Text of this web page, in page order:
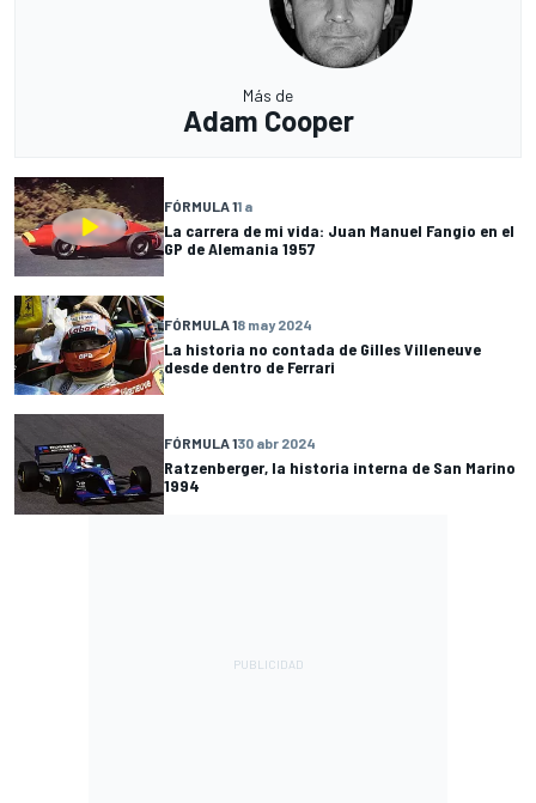
Más de
Adam Cooper
FÓRMULA 11 a
La carrera de mi vida: Juan Manuel Fangio en el
GP de Alemania 1957
FÓRMULA 18 may 2024
La historia no contada de Gilles Villeneuve
desde dentro de Ferrari
FÓRMULA 130 abr 2024
Ratzenberger, la historia interna de San Marino
1994